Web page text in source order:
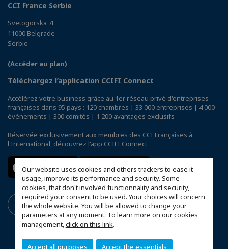
Our website uses cookies and others trackers to ease it
usage, improve its performance and security. Some
cookies, that don't involved functionnality and security,
required your consent to be used. Your choices will concern
the whole website. You will be allowed to change your
parameters at any moment. To learn more on our cookies
management,click on this link.
Accept all purposes Accept the essentials
CCI France Serbie
Svetogorska 7L
11000 Belgrade
Serbie
(Accéder au plan)
Téléchargez l’application CCIFI Connect
Accélérez votre business grâce au 1er réseau privé d'entreprises
françaises dans 95 pays : 120 chambres | 33 000 entreprises | 4 000
événements | 300 comités | 1 200 avantages exclusifs
Réservée exclusivement aux membres des CCI Françaises à
l'International, découvrez l'app CCIFI Connect.